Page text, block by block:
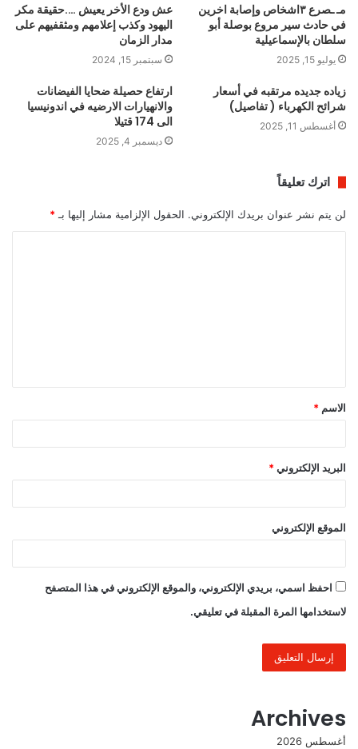
مـ ـصرع ٣اشخاص وإصابة اخرين
في حادث سير مروع بوصلة أبو
سلطان بالإسماعيلية
يوليو 15, 2025
عش ودع الأخر يعيش ….حقيقة مكر
اليهود وكذب إعلامهم ومثقفيهم على
مدار الزمان
سبتمبر 15, 2024
زياده جديده مرتقبه في أسعار
شرائح الكهرباء ( تفاصيل)
أغسطس 11, 2025
ارتفاع حصيلة ضحايا الفيضانات
والانهيارات الارضيه في اندونيسيا
الى 174 قتيلا
ديسمبر 4, 2025
اترك تعليقاً
لن يتم نشر عنوان بريدك الإلكتروني. الحقول الإلزامية مشار إليها بـ *
ق
*
الاسم *
البريد الإلكتروني *
الموقع الإلكتروني
احفظ اسمي، بريدي الإلكتروني، والموقع الإلكتروني في هذا المتصفح
لاستخدامها المرة المقبلة في تعليقي.
Archives
أغسطس 2026